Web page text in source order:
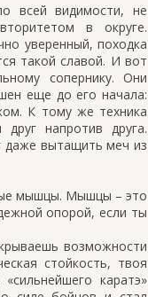
всей видимости, не
в округе.
уверенный, походка
такой славой. И вот
сопернику. Они
еще до его начала:
К тому же техника
напротив друга.
даже вытащить меч из
мышцы. Мышцы – это
опорой, если ты
возможности
стойкость, твоя
каратэ»